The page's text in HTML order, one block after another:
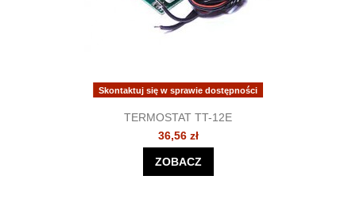
Skontaktuj się w sprawie dostępności
TERMOSTAT TT-12E
36,56 zł
ZOBACZ